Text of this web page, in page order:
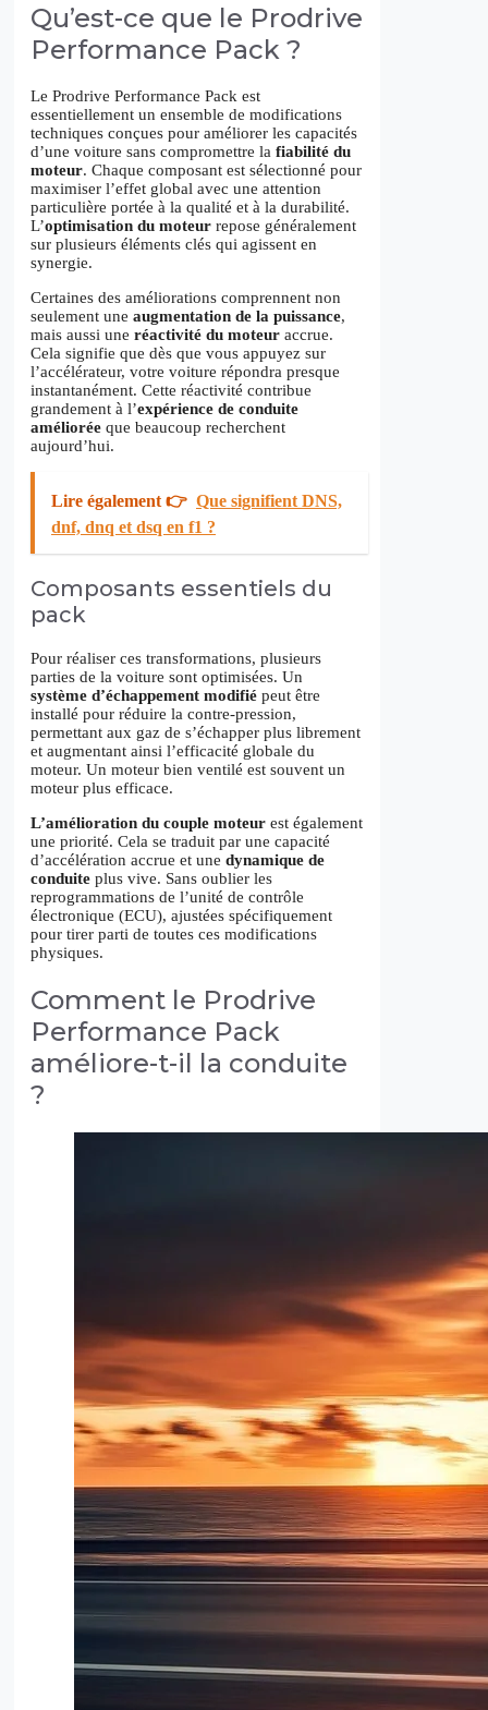
Qu’est-ce que le Prodrive
Performance Pack ?
Le Prodrive Performance Pack est
essentiellement un ensemble de modifications
techniques conçues pour améliorer les capacités
d’une voiture sans compromettre la fiabilité du
moteur. Chaque composant est sélectionné pour
maximiser l’effet global avec une attention
particulière portée à la qualité et à la durabilité.
L’optimisation du moteur repose généralement
sur plusieurs éléments clés qui agissent en
synergie.
Certaines des améliorations comprennent non
seulement une augmentation de la puissance,
mais aussi une réactivité du moteur accrue.
Cela signifie que dès que vous appuyez sur
l’accélérateur, votre voiture répondra presque
instantanément. Cette réactivité contribue
grandement à l’expérience de conduite
améliorée que beaucoup recherchent
aujourd’hui.
Lire également 👉 Que signifient DNS,
dnf, dnq et dsq en f1 ?
Composants essentiels du
pack
Pour réaliser ces transformations, plusieurs
parties de la voiture sont optimisées. Un
système d’échappement modifié peut être
installé pour réduire la contre-pression,
permettant aux gaz de s’échapper plus librement
et augmentant ainsi l’efficacité globale du
moteur. Un moteur bien ventilé est souvent un
moteur plus efficace.
L’amélioration du couple moteur est également
une priorité. Cela se traduit par une capacité
d’accélération accrue et une dynamique de
conduite plus vive. Sans oublier les
reprogrammations de l’unité de contrôle
électronique (ECU), ajustées spécifiquement
pour tirer parti de toutes ces modifications
physiques.
Comment le Prodrive
Performance Pack
améliore-t-il la conduite
?